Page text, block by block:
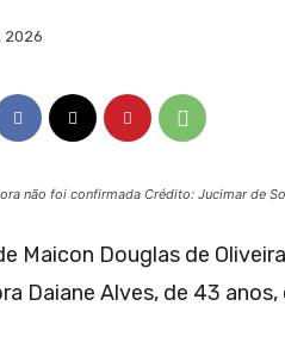
2026
não foi confirmada Crédito: Jucimar de
Maicon Douglas de
Daiane Alves, de 43 anos,